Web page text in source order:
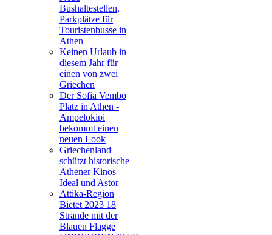
Bushaltestellen,
Parkplätze für
Touristenbusse in
Athen
Keinen Urlaub in
diesem Jahr für
einen von zwei
Griechen
Der Sofia Vembo
Platz in Athen -
Ampelokipi
bekommt einen
neuen Look
Griechenland
schützt historische
Athener Kinos
Ideal und Astor
Attika-Region
Bietet 2023 18
Strände mit der
Blauen Flagge